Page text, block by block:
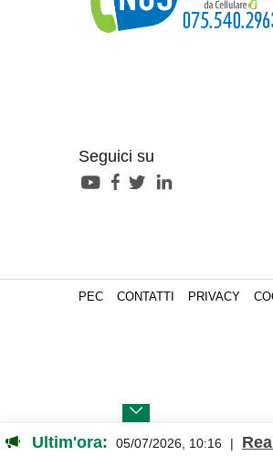
Ultim'ora: 05/07/2026, 10:16 |
Seguici su
PEC CONTATTI PRIVACY